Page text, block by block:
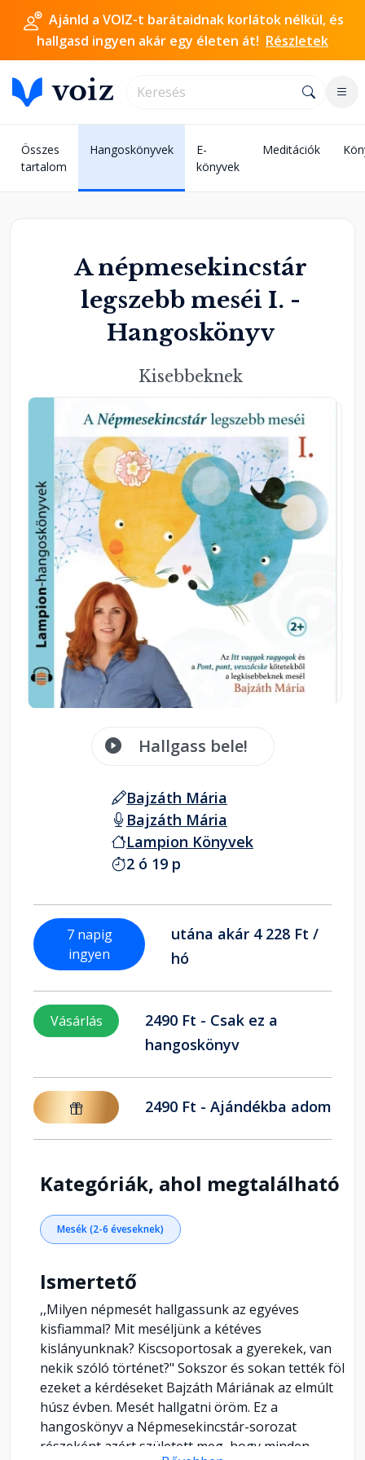
Ajánld a VOIZ-t barátaidnak korlátok nélkül, és
hallgasd ingyen akár egy életen át! Részletek
Összes
tartalom
Hangoskönyvek
E-
könyvek
Meditációk
A népmesekincstár
legszebb meséi I. -
Hangoskönyv
Kisebbeknek
Hallgass bele!
Bajzáth Mária
Bajzáth Mária
Lampion Könyvek
2 ó 19 p
7 napig
ingyen
utána akár 4 228 Ft /
hó
Vásárlás
2490 Ft - Csak ez a
hangoskönyv
2490 Ft - Ajándékba adom
Kategóriák, ahol megtalálható
Mesék (2-6 éveseknek)
Ismertető
,,Milyen népmesét hallgassunk az egyéves
kisfiammal? Mit meséljünk a kétéves
kislányunknak? Kiscsoportosak a gyerekek, van
nekik szóló történet?" Sokszor és sokan tették föl
ezeket a kérdéseket Bajzáth Máriának az elmúlt
húsz évben. Mesét hallgatni öröm. Ez a
hangoskönyv a Népmesekincstár-sorozat
részeként azért született meg, hogy minden